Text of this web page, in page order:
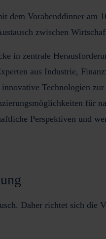
dem Vorabenddinner am
zwischen
in zentrale
aus Industrie,
innovative Technologien
für
Perspektiven und
Daher richtet sich die